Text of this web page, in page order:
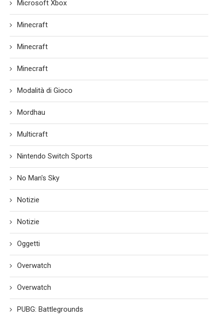
Microsoft Xbox
Minecraft
Minecraft
Minecraft
Modalità di Gioco
Mordhau
Multicraft
Nintendo Switch Sports
No Man's Sky
Notizie
Notizie
Oggetti
Overwatch
Overwatch
PUBG: Battlegrounds